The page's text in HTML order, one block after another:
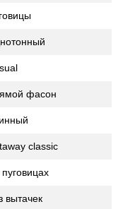
фасон
classic
вытачек